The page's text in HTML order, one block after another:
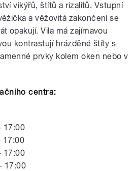
vikýřů, štítů a rizalitů. Vstupní
a věžovitá zakončení se
opakují. Vila má zajímavou
kontrastují hrázděné štíty s
prvky kolem oken nebo v
centra:
17:00
17:00
17:00
17:00